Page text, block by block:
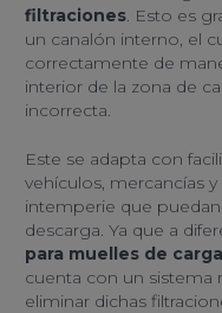
filtraciones. Esto es
un canalón interno, el
correctamente de
interior de la zona de
incorrecta.
Este se adapta con
vehículos, mercancías
intemperie que
descarga. Ya que a
para muelles de carga
cuenta con un sistema
eliminar dichas